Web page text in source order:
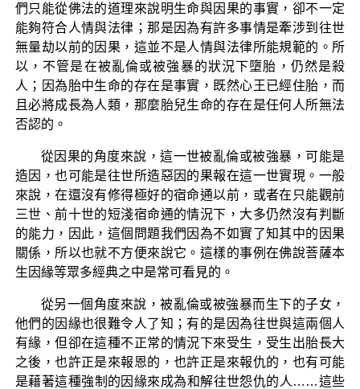
們只能從佛法的道理來說明生命與因果的事實，卻不一定
能夠符合人情與法律；那是因為有許多事情是牽涉到往世
無量劫以前的因果，這並不是人情與法律所能規範的。所
以，不管是在被亂倫或被強暴的狀況下墮胎，仍然是殺
人；因為胎中生命的存在是事實，既然心王已經住胎，而
且必將成長為人類，那麼胎兒生命的存在是任何人所無法
否認的。
從因果的角度來說，這一世被亂倫或被強暴，可能是
造因，也可能是往世所造惡因的果報在這一世實現。一般
來說，在還沒有修得極好的宿命通以前，或者在只能觀前
三世、前十世的短淺宿命通的情況下，大多仍然沒有判斷
的能力，因此，這個問題我們因為不如實了知其中的因果
關係，所以也就不方便來說它。這樣的事例在佛說菩薩本
生因緣等眾多經典之中是常可看見的。
從另一個角度來說，被亂倫或被強暴而生下的子女，
他們的因緣也很難令人了知；有的是因為往世與這兩個人
有緣，但卻在這種不正常的情況下來受生，受生出胎長大
之後，也許正是來報恩的，也許正是來報仇的，也有可能
是藉著這種強制的因緣來成為和解往世怨仇的人……這些